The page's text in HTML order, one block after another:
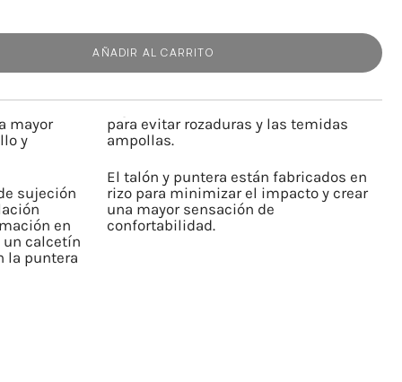
AÑADIR AL CARRITO
mayor
y
sujeción
en
un calcetín
la puntera
para evitar rozaduras y las temidas
ampollas.
El talón y puntera están fabricados en
rizo para minimizar el impacto y crear
una mayor sensación de
confortabilidad.